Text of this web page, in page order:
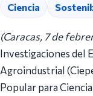
Ciencia
(Caracas, 7 de
Investigaciones del
Agroindustrial
Popular para